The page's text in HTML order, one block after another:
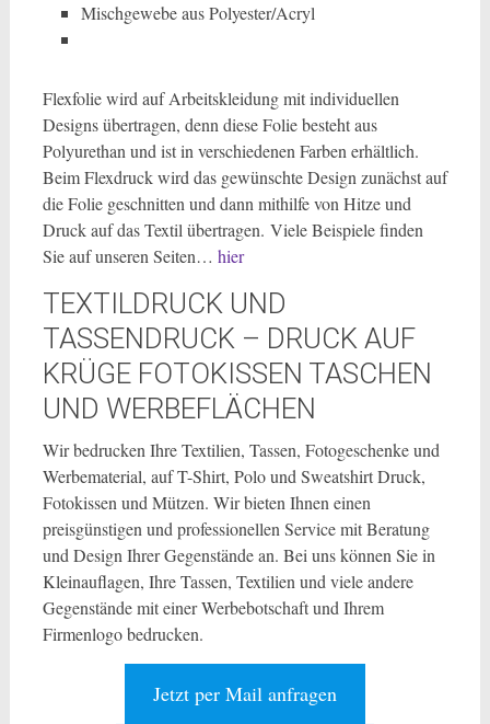
Mischgewebe aus Polyester/Acryl
Flexfolie wird auf Arbeitskleidung mit individuellen
Designs übertragen, denn diese Folie besteht aus
Polyurethan und ist in verschiedenen Farben erhältlich.
Beim Flexdruck wird das gewünschte Design zunächst auf
die Folie geschnitten und dann mithilfe von Hitze und
Druck auf das Textil übertragen. Viele Beispiele finden
Sie auf unseren Seiten… hier
TEXTILDRUCK UND
TASSENDRUCK – DRUCK AUF
KRÜGE FOTOKISSEN TASCHEN
UND WERBEFLÄCHEN
Wir bedrucken Ihre Textilien, Tassen, Fotogeschenke und
Werbematerial, auf T-Shirt, Polo und Sweatshirt Druck,
Fotokissen und Mützen. Wir bieten Ihnen einen
preisgünstigen und professionellen Service mit Beratung
und Design Ihrer Gegenstände an. Bei uns können Sie in
Kleinauflagen, Ihre Tassen, Textilien und viele andere
Gegenstände mit einer Werbebotschaft und Ihrem
Firmenlogo bedrucken.
Jetzt per Mail anfragen